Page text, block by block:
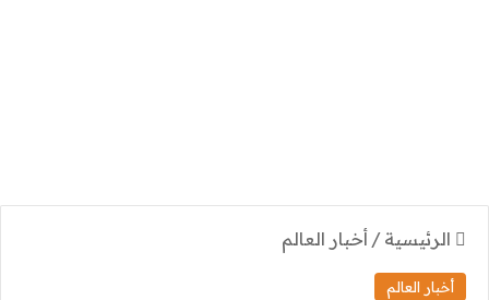
الرئيسية / أخبار العالم
أخبار العالم